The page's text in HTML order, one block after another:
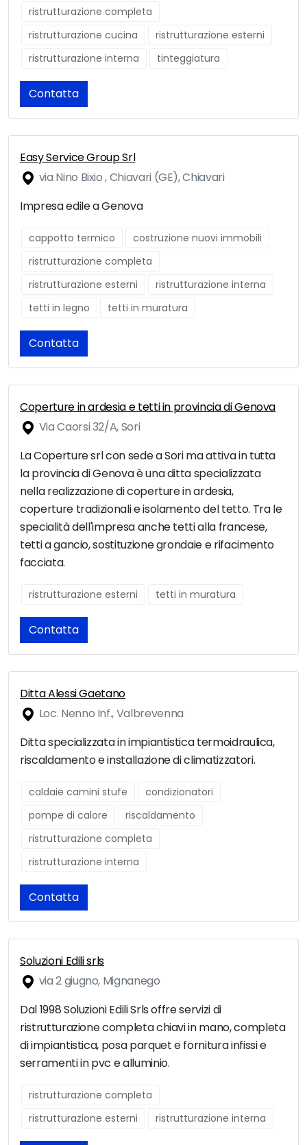
ristrutturazione completa
ristrutturazione cucina
ristrutturazione esterni
ristrutturazione interna
tinteggiatura
Contatta
Easy Service Group Srl
via Nino Bixio , Chiavari (GE), Chiavari
Impresa edile a Genova
cappotto termico
costruzione nuovi immobili
ristrutturazione completa
ristrutturazione esterni
ristrutturazione interna
tetti in legno
tetti in muratura
Contatta
Coperture in ardesia e tetti in provincia di Genova
Via Caorsi 32/A, Sori
La Coperture srl con sede a Sori ma attiva in tutta
la provincia di Genova è una ditta specializzata
nella realizzazione di coperture in ardesia,
coperture tradizionali e isolamento del tetto. Tra le
specialità dell'impresa anche tetti alla francese,
tetti a gancio, sostituzione grondaie e rifacimento
facciata.
ristrutturazione esterni tetti in muratura
Contatta
Ditta Alessi Gaetano
Loc. Nenno Inf., Valbrevenna
Ditta specializzata in impiantistica termoidraulica,
riscaldamento e installazione di climatizzatori.
caldaie camini stufe
condizionatori
pompe di calore
riscaldamento
ristrutturazione completa
ristrutturazione interna
Contatta
Soluzioni Edili srls
via 2 giugno, Mignanego
Dal 1998 Soluzioni Edili Srls offre servizi di
ristrutturazione completa chiavi in mano, completa
di impiantistica, posa parquet e fornitura infissi e
serramenti in pvc e alluminio.
ristrutturazione completa
ristrutturazione esterni
ristrutturazione interna